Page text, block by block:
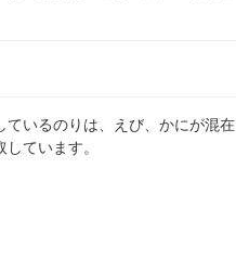
ているのりは、えび、かにが混在
ています。